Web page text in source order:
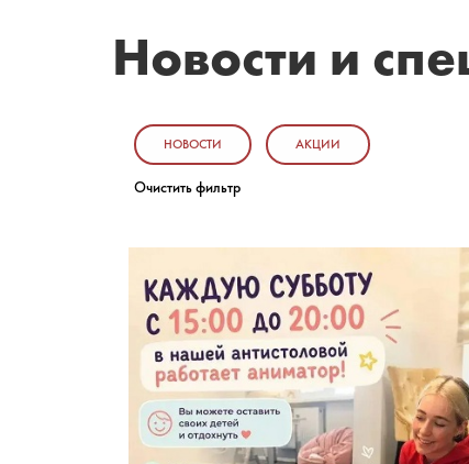
Новости и
НОВОСТИ АКЦИИ
Очистить фильтр